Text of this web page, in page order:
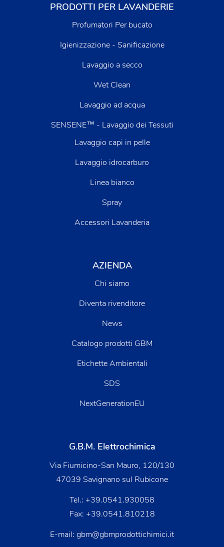
PRODOTTI PER LAVANDERIE
Profumatori Per bucato
Igienizzazione - Sanificazione
Lavaggio a secco
Wet Clean
Lavaggio ad acqua
SENSENE™ - Lavaggio dei Tessuti
Lavaggio capi in pelle
Lavaggio idrocarburo
Linea bianco
Spray
Accessori Lavanderia
AZIENDA
Chi siamo
Diventa rivenditore
News
Catalogo prodotti GBM
Etichette Ambientali
SDS
NextGenerationEU
G.B.M. Elettrochimica
Via Fiumicino-San Mauro, 120/130
47039 Savignano sul Rubicone
Tel.: +39.0541.930058
Fax: +39.0541.810218
E-mail: gbm@gbmprodottichimici.it